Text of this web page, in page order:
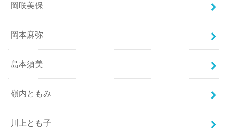
岡咲美保
岡本麻弥
島本須美
嶺内ともみ
川上とも子